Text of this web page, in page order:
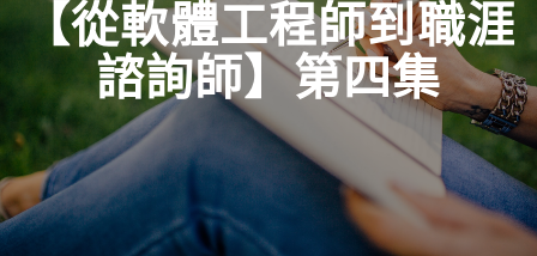
【從軟體工程師到職涯
諮詢師】第四集